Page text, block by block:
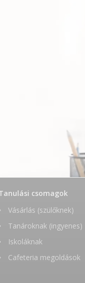
csomagok
Vásárlás (szülőknek)
Tanároknak (ingyenes)
Iskoláknak
Cafeteria megoldások